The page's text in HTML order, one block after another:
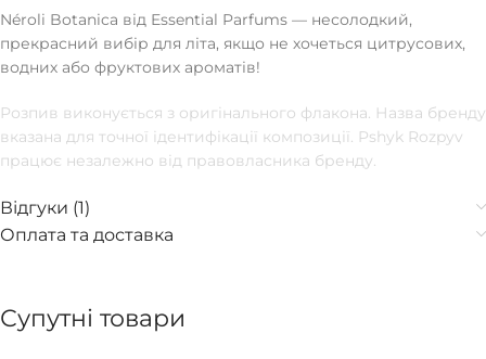
Néroli Botanica від Essential Parfums — несолодкий,
прекрасний вибір для літа, якщо не хочеться цитрусових,
водних або фруктових ароматів!
Розпив виконується з оригінального флакона. Назва бренду
вказана для точної ідентифікації композиції. Pshyk Rozpyv
працює незалежно від правовласника бренду.
Відгуки (1)
Оплата та доставка
Супутні товари